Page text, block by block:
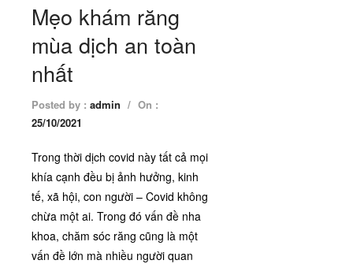
Mẹo khám răng
mùa dịch an toàn
nhất
Posted by : admin / On :
25/10/2021
Trong thời dịch covid này tất cả mọi
khía cạnh đều bị ảnh hưởng, kinh
tế, xã hội, con người – Covid không
chừa một ai. Trong đó vấn đề nha
khoa, chăm sóc răng cũng là một
vấn đề lớn mà nhiều người quan